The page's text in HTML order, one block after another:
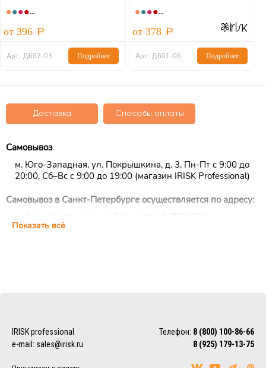
от 396
Арт.: Д602-03 Подробнее
АКЦИЯ
от 378
Арт.: Д601-06 Подробнее
Доставка Способы оплаты
Самовывоз
м. Юго-Западная, ул. Покрышкина, д. 3, Пн-Пт с 9:00 до
20:00, Сб–Вс с 9:00 до 19:00 (магазин IRISK Professional)
Самовывоз в Санкт-Петербурге осуществляется по адресу:
цокольный этаж, ежедневно с 10:00 до 22:00 (магазин
Доставка осуществляется по всему миру с помощью
службы EMS или Почты России.
Также можно воспользоваться услугами наиболее удобной
Показать всё
IRISK professional Телефон: 8 (800) 100-86-66
8 (925) 179-13-75
e-mail: sales@irisk.ru